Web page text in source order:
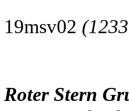
19msv02
Roter Stern